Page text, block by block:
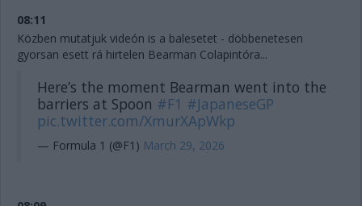
08:11
Közben mutatjuk videón is a balesetet - döbbenetesen
gyorsan esett rá hirtelen Bearman Colapintóra...
Here’s the moment Bearman went into the
barriers at Spoon #F1 #JapaneseGP
pic.twitter.com/XmurXApWkp
— Formula 1 (@F1) March 29, 2026